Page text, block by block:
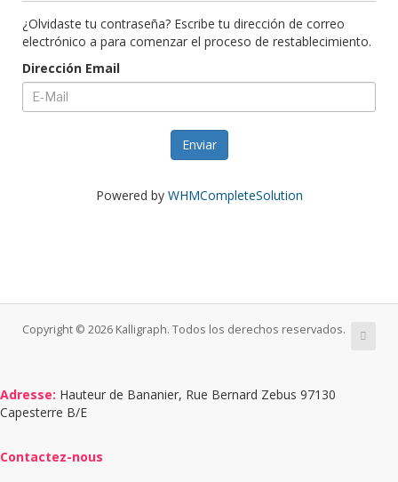
¿Olvidaste tu contraseña? Escribe tu dirección de correo
electrónico a para comenzar el proceso de restablecimiento.
Dirección Email
Enviar
Powered by WHMCompleteSolution
Copyright © 2026 Kalligraph. Todos los derechos reservados.
Adresse: Hauteur de Bananier, Rue Bernard Zebus 97130
Capesterre B/E
Contactez-nous